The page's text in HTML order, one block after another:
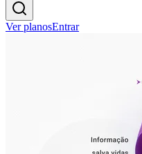
Ver planosEntrar